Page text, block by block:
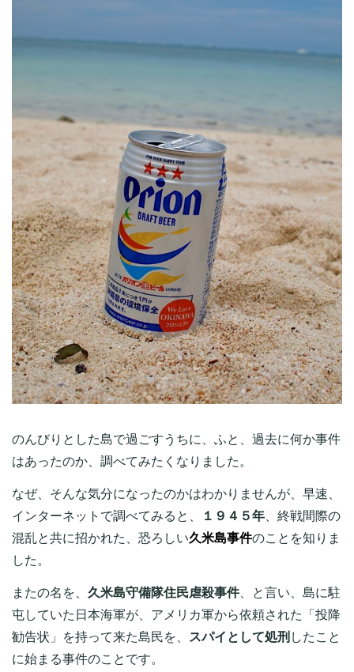
のんびりとした島で過ごすうちに、ふと、過去に何か事件
はあったのか、調べてみたくなりました。
なぜ、そんな気分になったのかはわかりませんが、早速、
インターネットで調べてみると、
１９４５年 、終戦間際の
混乱と共に招かれた、恐ろしい久米島事件のことを知りま
した。
またの名を、 久米島守備隊住民虐殺事件、と言い、島に駐
屯していた日本海軍が、アメリカ軍から依頼された「投降
勧告状」を持って来た島民を、
スパイとして処刑したこと
に始まる事件のことです。